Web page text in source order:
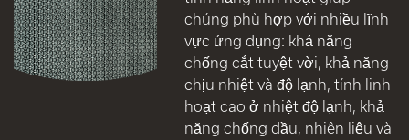
chúng phù hợp với nhiều lĩnh
vực ứng dụng: khả năng
chống cắt tuyệt vời, khả năng
chịu nhiệt và độ lạnh, tính linh
hoạt cao ở nhiệt độ lạnh, khả
năng chống dầu, nhiên liệu và